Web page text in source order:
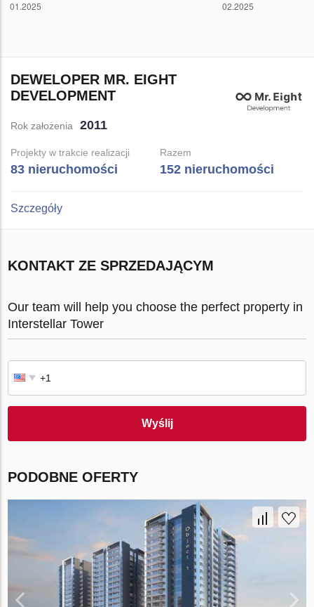
DEWELOPER MR. EIGHT
DEVELOPMENT
Rok założenia 2011
Projekty w trakcie realizacji
83 nieruchomości
Razem
152 nieruchomości
Szczegóły
KONTAKT ZE SPRZEDAJĄCYM
Our team will help you choose the perfect property in
Interstellar Tower
Wyślij
PODOBNE OFERTY